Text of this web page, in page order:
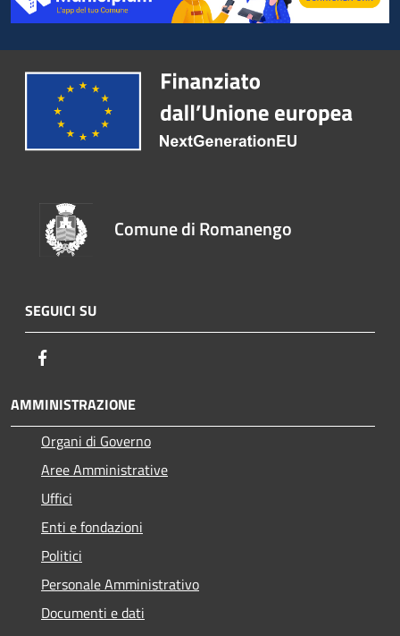
Comune di Romanengo
SEGUICI SU
AMMINISTRAZIONE
Organi di Governo
Aree Amministrative
Uffici
Enti e fondazioni
Politici
Personale Amministrativo
Documenti e dati